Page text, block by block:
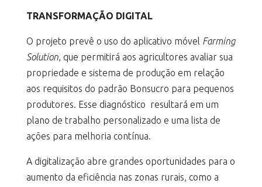
TRANSFORMAÇÃO DIGITAL
O projeto prevê o uso do aplicativo móvel Farming
Solution, que permitirá aos agricultores avaliar sua
propriedade e sistema de produção em relação
aos requisitos do padrão Bonsucro para pequenos
produtores. Esse diagnóstico resultará em um
plano de trabalho personalizado e uma lista de
ações para melhoria contínua.
A digitalização abre grandes oportunidades para o
aumento da eficiência nas zonas rurais, como a